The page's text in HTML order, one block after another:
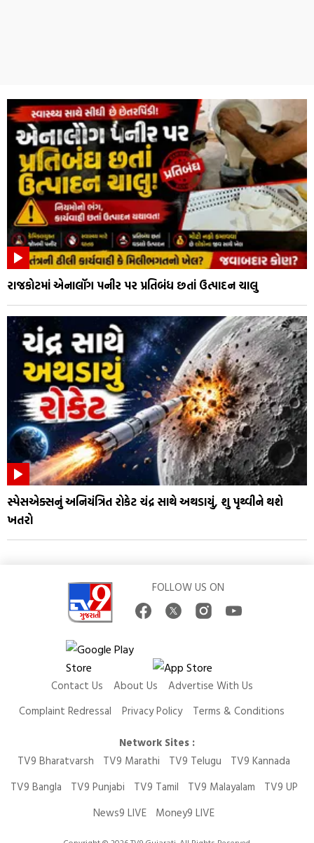
રાજકોટમાં એનાલૉગ પનીર પર પ્રતિબંધ છતાં ઉત્પાદન ચાલુ
સ્પેસએક્સનું અનિયંત્રિત રોકેટ ચંદ્ર સાથે અથડાયું, શુ પૃથ્વીને થશે
ખતરો
FOLLOW US ON
Contact Us About Us
Advertise With Us
Complaint Redressal
Privacy Policy
Terms & Conditions
Network Sites :
TV9 Bharatvarsh
TV9 Marathi TV9 Telugu
TV9 Kannada
TV9 Bangla
TV9 Punjabi TV9 Tamil TV9 Malayalam
TV9 UP
News9 LIVE
Money9 LIVE